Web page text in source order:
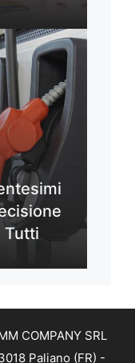
Tutti
COMPANY SRL
Paliano (FR) -